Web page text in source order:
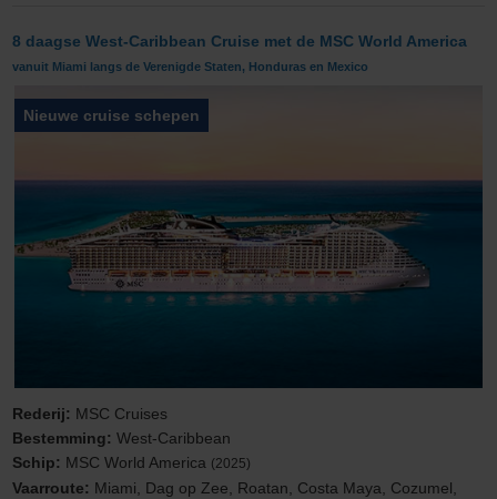
8 daagse West-Caribbean Cruise met de MSC World America
vanuit Miami langs de Verenigde Staten, Honduras en Mexico
Nieuwe cruise schepen
Rederij: MSC Cruises
Bestemming:West-Caribbean
Schip: MSC World America (2025)
Vaarroute: Miami, Dag op Zee, Roatan, Costa Maya, Cozumel,